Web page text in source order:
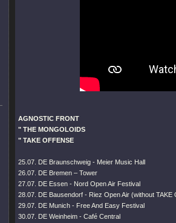
AGNOSTIC FRONT
" THE MONGOLOIDS
" TAKE OFFENSE
25.07. DE Braunschweig - Meier Music Hall
26.07. DE Bremen – Tower
27.07. DE Essen - Nord Open Air Festival
28.07. DE Bausendorf - Riez Open Air (without TAKE
29.07. DE Munich - Free And Easy Festival
30.07. DE Weinheim - Café Central